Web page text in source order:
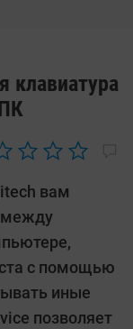
клавиатура
вам
между
с помощью
иные
позволяет